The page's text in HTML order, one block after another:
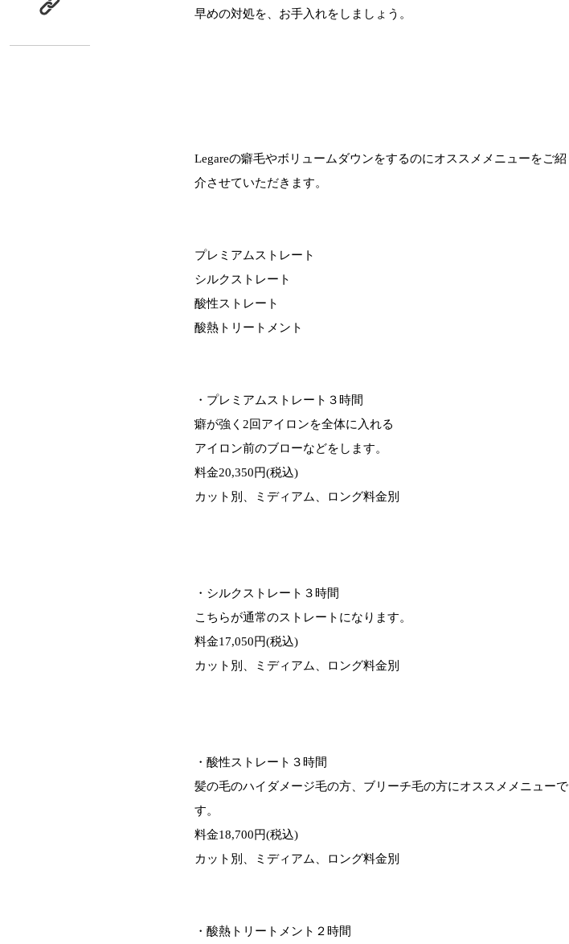
早めの対処を、お手入れをしましょう。
Legareの癖毛やボリュームダウンをするのにオススメメニューをご紹
介させていただきます。
プレミアムストレート
シルクストレート
酸性ストレート
酸熱トリートメント
・プレミアムストレート３時間
癖が強く2回アイロンを全体に入れる
アイロン前のブローなどをします。
料金20,350円(税込)
カット別、ミディアム、ロング料金別
・シルクストレート３時間
こちらが通常のストレートになります。
料金17,050円(税込)
カット別、ミディアム、ロング料金別
・酸性ストレート３時間
髪の毛のハイダメージ毛の方、ブリーチ毛の方にオススメメニューで
す。
料金18,700円(税込)
カット別、ミディアム、ロング料金別
・酸熱トリートメント２時間